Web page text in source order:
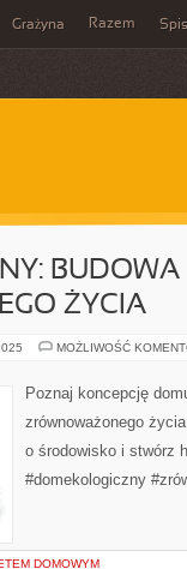
Grażyna Razem
BUDOWA
ŻYCIA
MOŻLIWOŚĆ
Poznaj koncepcję
zrównoważonego
o środowisko i stwórz
#domekologiczny
DOMOWYM